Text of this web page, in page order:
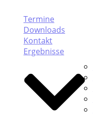
Termine
Downloads
Kontakt
Ergebnisse